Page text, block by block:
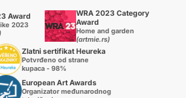
Award
2023
WRA 2023 Category
Award
Home and garden
(artmie.rs)
Zlatni sertifikat Heureka
Potvrđeno od strane
kupaca - 98%
European Art Awards
Organizator međunarodnog